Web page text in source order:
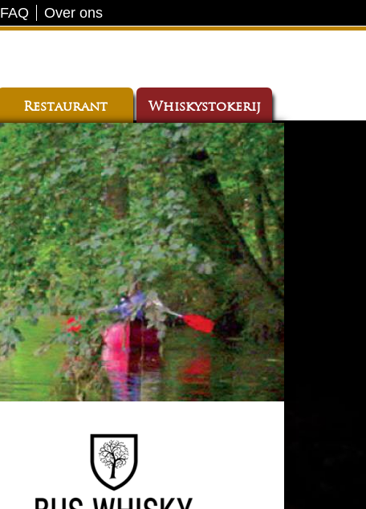
FAQ Over ons
Restaurant Whiskystokerij